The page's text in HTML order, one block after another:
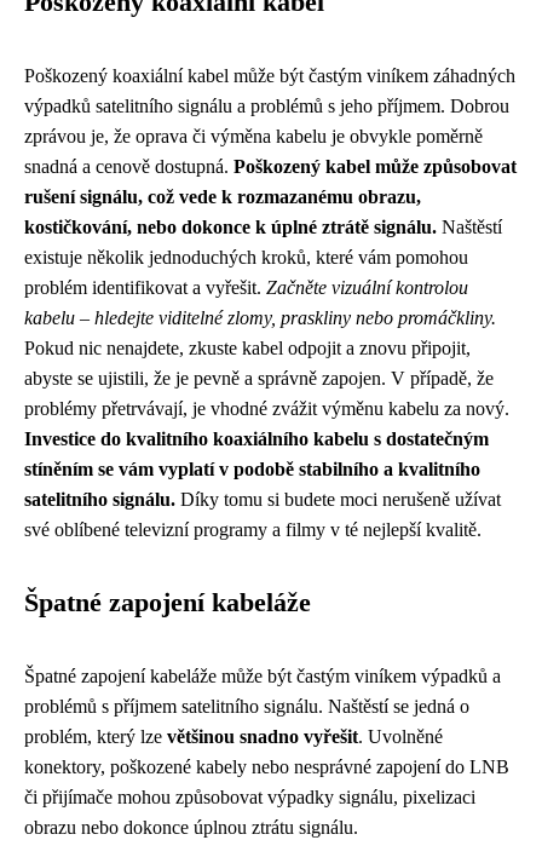
Poškozený koaxiální kabel může být častým viníkem záhadných
výpadků satelitního signálu a problémů s jeho příjmem. Dobrou
zprávou je, že oprava či výměna kabelu je obvykle poměrně
snadná a cenově dostupná. Poškozený kabel může způsobovat
rušení signálu, což vede k rozmazanému obrazu,
kostičkování, nebo dokonce k úplné ztrátě signálu. Naštěstí
existuje několik jednoduchých kroků, které vám pomohou
problém identifikovat a vyřešit. Začněte vizuální kontrolou
kabelu – hledejte viditelné zlomy, praskliny nebo promáčkliny.
Pokud nic nenajdete, zkuste kabel odpojit a znovu připojit,
abyste se ujistili, že je pevně a správně zapojen. V případě, že
problémy přetrvávají, je vhodné zvážit výměnu kabelu za nový.
Investice do kvalitního koaxiálního kabelu s dostatečným
stíněním se vám vyplatí v podobě stabilního a kvalitního
satelitního signálu. Díky tomu si budete moci nerušeně užívat
své oblíbené televizní programy a filmy v té nejlepší kvalitě.
Špatné zapojení kabeláže
Špatné zapojení kabeláže může být častým viníkem výpadků a
problémů s příjmem satelitního signálu. Naštěstí se jedná o
problém, který lze většinou snadno vyřešit. Uvolněné
konektory, poškozené kabely nebo nesprávné zapojení do LNB
či přijímače mohou způsobovat výpadky signálu, pixelizaci
obrazu nebo dokonce úplnou ztrátu signálu.